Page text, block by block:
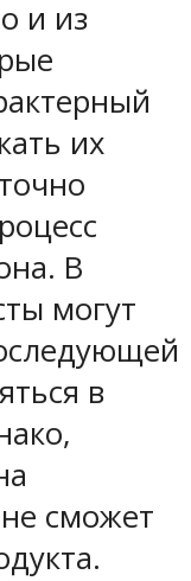
и из
их
В
могут
в
сможет